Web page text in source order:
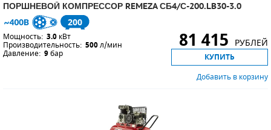
ПОРШНЕВОЙ КОМПРЕССОР REMEZA СБ4/С-200.LB30-3.0
200
Мощность: 3.0 кВт
Производительность: 500л/мин
Давление: 9бар
81 415 РУБЛЕЙ
КУПИТЬ
Добавить в корзину
ДЕТАЛИ НАСОСНОЙ ЧАСТИ
ДЕТАЛИ ПОГРУЖНЫХ НАСОСОВ